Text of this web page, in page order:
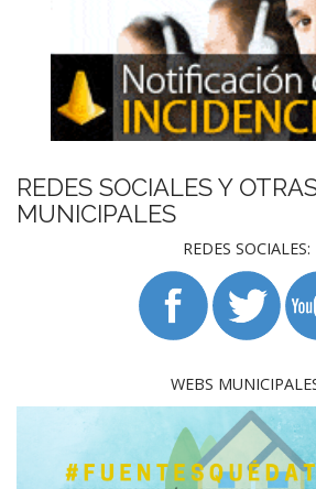
REDES SOCIALES Y
MUNICIPALES
REDES SOCIALES:
WEBS